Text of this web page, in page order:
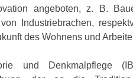
angeboten, z. B.
Industriebrachen,
des Wohnens und
und Denkmalpflege